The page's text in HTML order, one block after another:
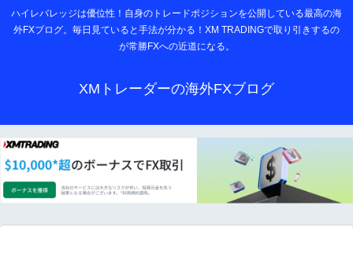
ハイレバレッジは優位性！自身のトレードポジションを公開している最高の海
外FXブログ。毎日見ていると手法が分かる！XM TRADINGで取り引きするの
が常勝FXへの近道になる。
XMトレーダーの海外FXブログ